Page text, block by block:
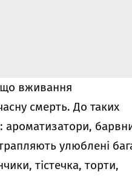
що вживання
смерть. До таких
ароматизатори,
улюблені
тістечка, торти,